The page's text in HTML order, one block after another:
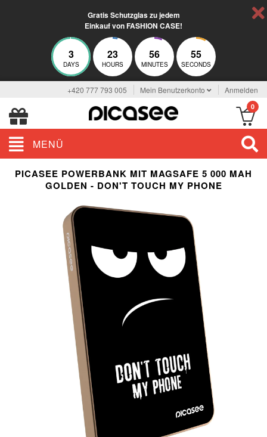
Gratis Schutzglas zu jedem
Einkauf von FASHION CASE!
3
DAYS
23
HOURS
56
MINUTES
54
SECONDS
+420 777 793 005 Mein Benutzerkonto Anmelden
0
MENÜ
PICASEE POWERBANK MIT MAGSAFE 5 000 MAH
GOLDEN - DON'T TOUCH MY PHONE